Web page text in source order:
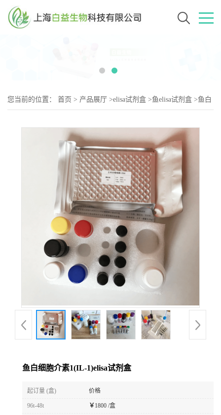
您当前的位置： 首页 > 产品展厅 >elisa试剂盒 >鱼elisa试剂盒 >鱼白
鱼白细胞介素1(IL-1)elisa试剂盒
起订量 (盒) 价格
96t-48t ￥ 1800 /盒